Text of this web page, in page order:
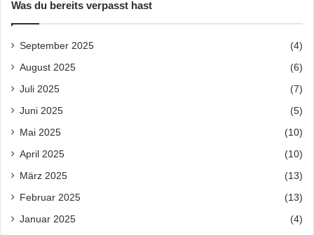
Was du bereits verpasst hast
September 2025 (4)
August 2025 (6)
Juli 2025 (7)
Juni 2025 (5)
Mai 2025 (10)
April 2025 (10)
März 2025 (13)
Februar 2025 (13)
Januar 2025 (4)